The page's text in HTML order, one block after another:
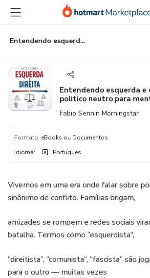
para
conteúdo
principal
para
pagamento
para
rodapé
Entendendo esquerda e direita - Um guia politico neutro para mentes criticas
Entendendo esquerda
politico neutro para
Fabio Sennin Morningstar
Formato: eBooks ou Documentos
Idioma: Português
Vivemos em uma era onde falar sobre
sinônimo de conflito. Famílias brigam,
amizades se rompem e redes sociais
batalha. Termos como “esquerdista”,
“direitista”, “comunista”, “fascista” são
para o outro — muitas vezes